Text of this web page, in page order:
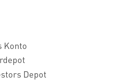
Konto
Depot